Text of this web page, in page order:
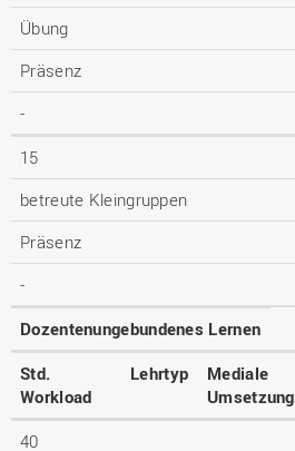
Übung
Präsenz
-
15
betreute Kleingruppen
Präsenz
-
Dozentenungebundenes Lernen
Std.
Workload
Lehrtyp
Mediale
Umsetzung
40